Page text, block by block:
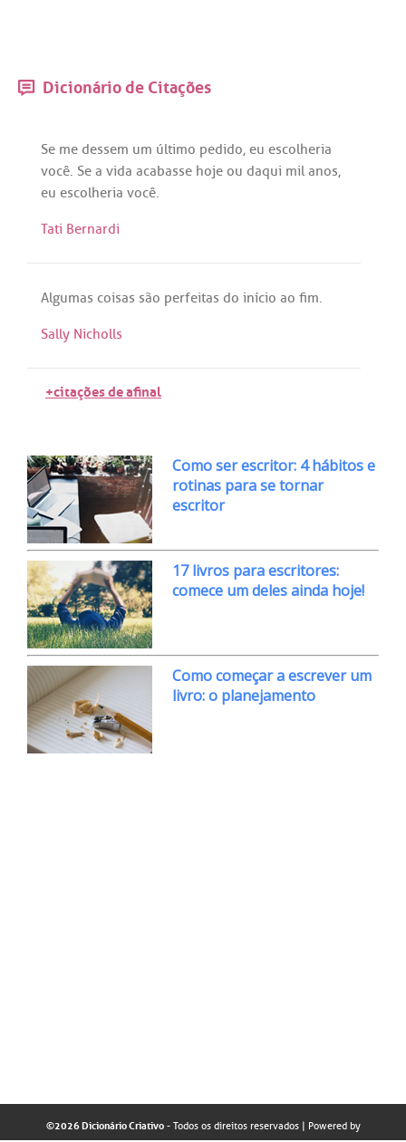
Dicionário de Citações
Se me dessem um último pedido, eu escolheria
você. Se a vida acabasse hoje ou daqui mil anos,
eu escolheria você.
Tati Bernardi
Algumas coisas são perfeitas do início ao fim.
Sally Nicholls
+citações de afinal
Como ser escritor: 4 hábitos e
rotinas para se tornar
escritor
17 livros para escritores:
comece um deles ainda hoje!
Como começar a escrever um
livro: o planejamento
©2026 Dicionário Criativo- Todos os direitos reservados| Powered by